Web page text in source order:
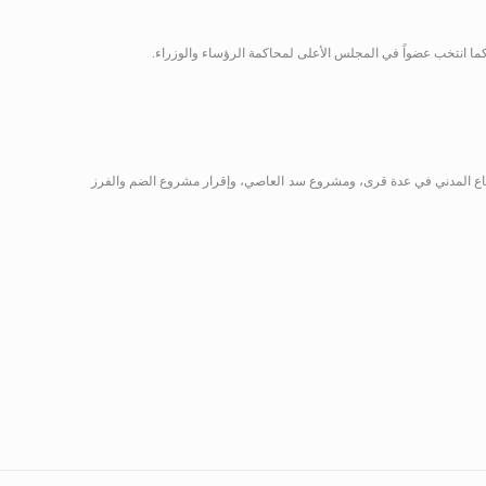
المدني في عدة قرى، ومشروع سد العاصي، وإقرار مشروع الضم والفرز